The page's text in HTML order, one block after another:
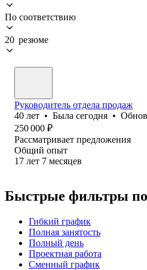
По соответствию
20 резюме
Руководитель отдела продаж
40 лет • Была сегодня •
250 000 ₽
Рассматривает предложения
Общий опыт
17 лет 7 месяцев
Быстрые фильтры
Гибкий график
Полная занятость
Полный день
Проектная работа
Сменный график